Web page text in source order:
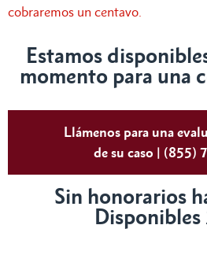
cobraremos un centavo.
Estamos
momento para una
Llámenos para una
de su caso | (855)
Sin honorarios